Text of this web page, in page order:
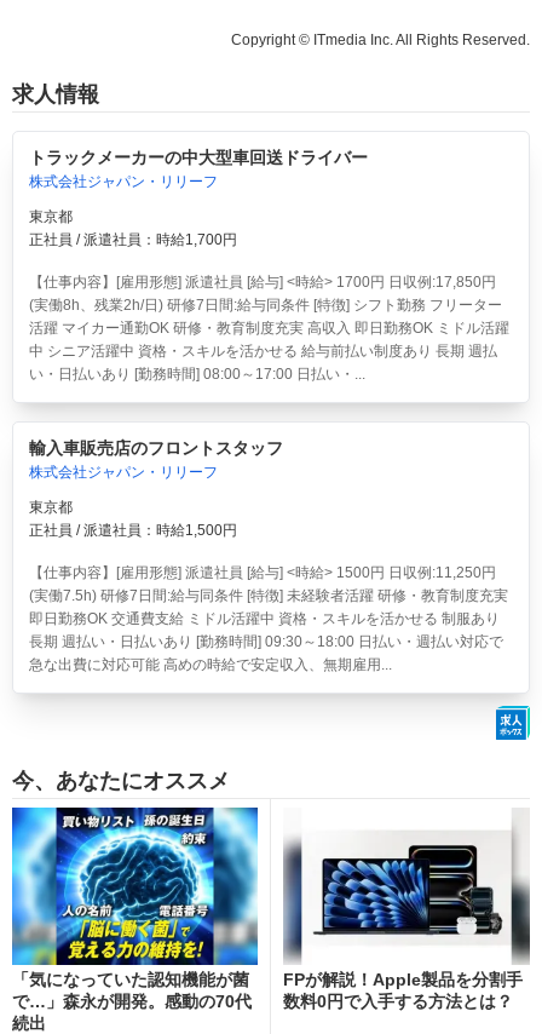
Copyright © ITmedia Inc. All Rights Reserved.
求人情報
トラックメーカーの中大型車回送ドライバー
株式会社ジャパン・リリーフ
東京都
正社員 / 派遣社員：時給1,700円
【仕事内容】[雇用形態] 派遣社員 [給与] <時給> 1700円 日収例:17,850円
(実働8h、残業2h/日) 研修7日間:給与同条件 [特徴] シフト勤務 フリーター
活躍 マイカー通勤OK 研修・教育制度充実 高収入 即日勤務OK ミドル活躍
中 シニア活躍中 資格・スキルを活かせる 給与前払い制度あり 長期 週払
い・日払いあり [勤務時間] 08:00～17:00 日払い・...
輸入車販売店のフロントスタッフ
株式会社ジャパン・リリーフ
東京都
正社員 / 派遣社員：時給1,500円
【仕事内容】[雇用形態] 派遣社員 [給与] <時給> 1500円 日収例:11,250円
(実働7.5h) 研修7日間:給与同条件 [特徴] 未経験者活躍 研修・教育制度充実
即日勤務OK 交通費支給 ミドル活躍中 資格・スキルを活かせる 制服あり
長期 週払い・日払いあり [勤務時間] 09:30～18:00 日払い・週払い対応で
急な出費に対応可能 高めの時給で安定収入、無期雇用...
今、あなたにオススメ
「気になっていた認知機能が菌
で…」森永が開発。感動の70代
続出
FPが解説！Apple製品を分割手
数料0円で入手する方法とは？